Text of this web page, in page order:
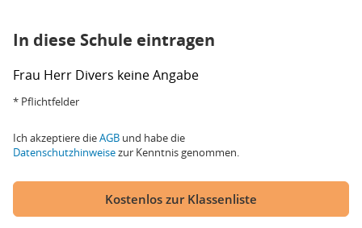
In diese Schule eintragen
Frau Herr Divers keine Angabe
* Pflichtfelder
Ich akzeptiere dieAGB und habe die
Datenschutzhinweisezur Kenntnis genommen.
Kostenlos zur Klassenliste